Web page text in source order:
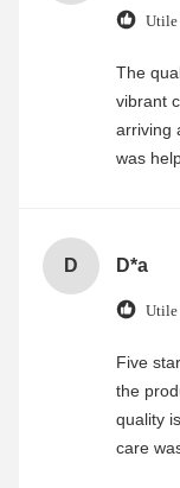
Utile
The
vibrant
arriving
was
D D*a
Utile
Five
the
quality
care